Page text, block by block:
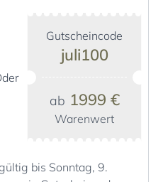
Gutscheincode
juli100
ab 1999 €
Warenwert
bis Sonntag, 9.